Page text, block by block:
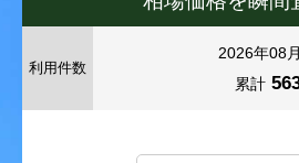
利用件数
2026年08月
累計